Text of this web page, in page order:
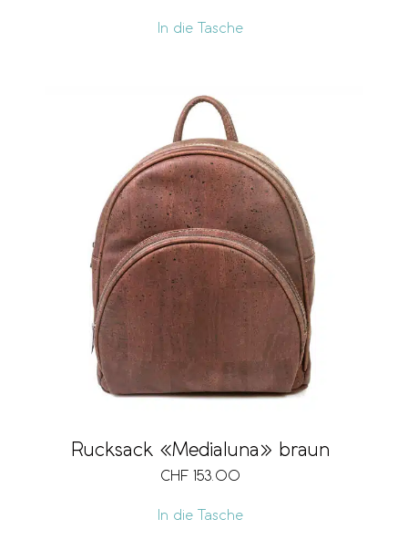
In die Tasche
Rucksack «Medialuna» braun
CHF 153.00
In die Tasche